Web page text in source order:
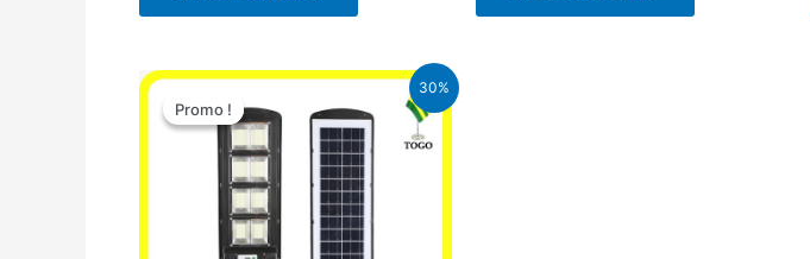
30%
Promo !
Promo !
Le
initial
était :
50.000 CFA.
Le
actuel
est :
35.000 CFA.